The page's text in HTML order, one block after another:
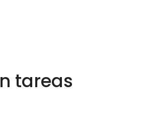
tareas